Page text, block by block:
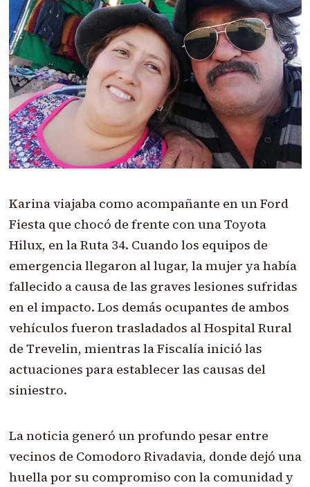
Karina viajaba como acompañante en un Ford
Fiesta que chocó de frente con una Toyota
Hilux, en la Ruta 34. Cuando los equipos de
emergencia llegaron al lugar, la mujer ya había
fallecido a causa de las graves lesiones sufridas
en el impacto. Los demás ocupantes de ambos
vehículos fueron trasladados al Hospital Rural
de Trevelin, mientras la Fiscalía inició las
actuaciones para establecer las causas del
siniestro.
La noticia generó un profundo pesar entre
vecinos de Comodoro Rivadavia, donde dejó una
huella por su compromiso con la comunidad y